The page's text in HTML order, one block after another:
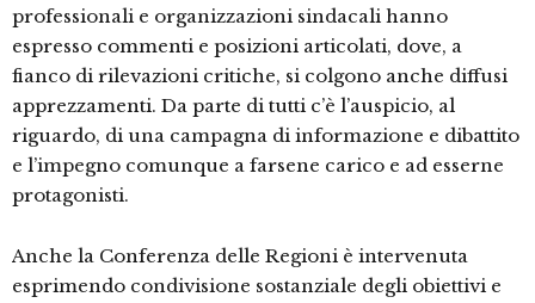
professionali e organizzazioni sindacali hanno
espresso commenti e posizioni articolati, dove, a
fianco di rilevazioni critiche, si colgono anche diffusi
apprezzamenti. Da parte di tutti c’è l’auspicio, al
riguardo, di una campagna di informazione e dibattito
e l’impegno comunque a farsene carico e ad esserne
protagonisti.
Anche la Conferenza delle Regioni è intervenuta
esprimendo condivisione sostanziale degli obiettivi e